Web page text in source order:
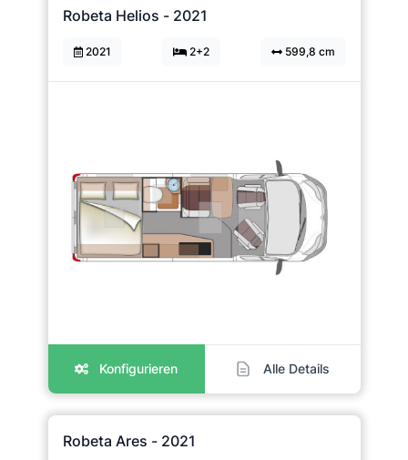
Robeta Helios - 2021
2021 2+2 599,8 cm
Konfigurieren Alle Details
Robeta Ares - 2021